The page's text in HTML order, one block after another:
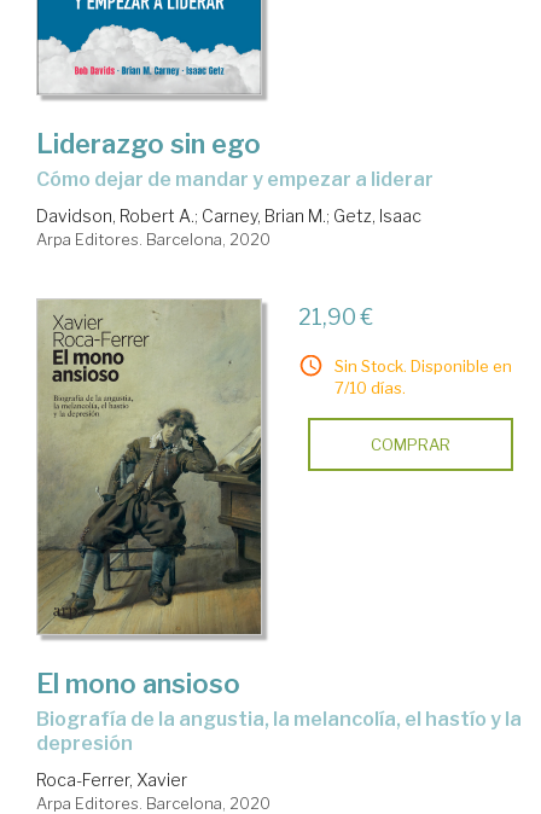
Liderazgo sin ego
cómo dejar de mandar y empezar a liderar
Davidson, Robert A.; Carney, Brian M.; Getz, Isaac
Arpa Editores. Barcelona, 2020
21,90 €
Sin Stock. Disponible en
7/10 días.
COMPRAR
El mono ansioso
biografía de la angustia, la melancolía, el hastío y la
depresión
Roca-Ferrer, Xavier
Arpa Editores. Barcelona, 2020